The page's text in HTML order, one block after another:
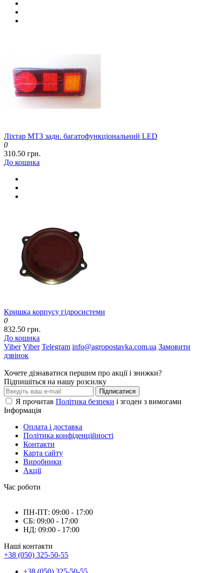
Ліхтар МТЗ задн. багатофункціональний LED
0
310.50 грн.
До кошика
Кришка корпусу гідросистеми
0
832.50 грн.
До кошика
Viber Viber Telegram info@agropostavka.com.ua Замовити
дзвінок
Хочете дізнаватися першим про акції і знижки?
Підпишіться на нашу розсилку
Підписатися
Я прочитав Політика безпеки і згоден з вимогами
Інформація
Оплата і доставка
Політика конфіденційності
Контакти
Карта сайту
Виробники
Акції
Час роботи
ПН-ПТ: 09:00 - 17:00
СБ: 09:00 - 17:00
НД: 09:00 - 17:00
Наші контакти
+38 (050) 325-50-55